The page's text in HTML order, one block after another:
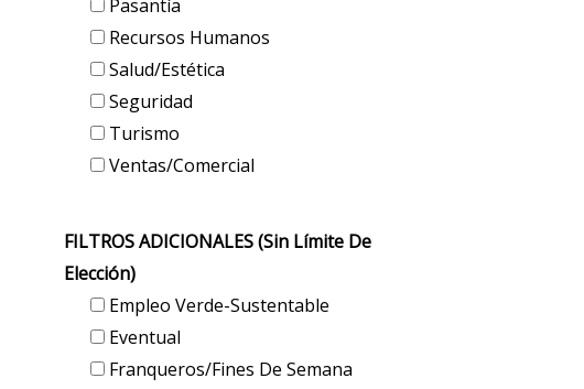
Pasantía
Recursos Humanos
Salud/Estética
Seguridad
Turismo
Ventas/Comercial
FILTROS ADICIONALES (sin Límite De
Elección)
Empleo Verde-Sustentable
Eventual
Franqueros/Fines De Semana